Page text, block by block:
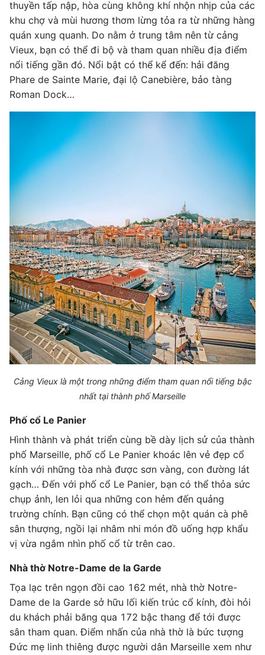
thuyền tấp nập, hòa cùng không khí nhộn nhịp của các
khu chợ và mùi hương thơm lừng tỏa ra từ những hàng
quán xung quanh. Do nằm ở trung tâm nên từ cảng
Vieux, bạn có thể đi bộ và tham quan nhiều địa điểm
nổi tiếng gần đó. Nổi bật có thể kể đến: hải đăng
Phare de Sainte Marie, đại lộ Canebière, bảo tàng
Roman Dock…
Cảng Vieux là một trong những điểm tham quan nổi tiếng bậc
nhất tại thành phố Marseille
Phố cổ Le Panier
Hình thành và phát triển cùng bề dày lịch sử của thành
phố Marseille, phố cổ Le Panier khoác lên vẻ đẹp cổ
kính với những tòa nhà được sơn vàng, con đường lát
gạch… Đến với phố cổ Le Panier, bạn có thể thỏa sức
chụp ảnh, len lỏi qua những con hẻm đến quảng
trường chính. Bạn cũng có thể chọn một quán cà phê
sân thượng, ngồi lại nhâm nhi món đồ uống hợp khẩu
vị vừa ngắm nhìn phố cổ từ trên cao.
Nhà thờ Notre-Dame de la Garde
Tọa lạc trên ngọn đồi cao 162 mét, nhà thờ Notre-
Dame de la Garde sở hữu lối kiến trúc cổ kính, đòi hỏi
du khách phải băng qua 172 bậc thang để tới được
sân tham quan. Điểm nhấn của nhà thờ là bức tượng
Đức mẹ linh thiêng được người dân Marseille xem như